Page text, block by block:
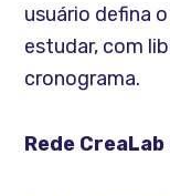
usuário defina
estudar, com
cronograma.
Rede